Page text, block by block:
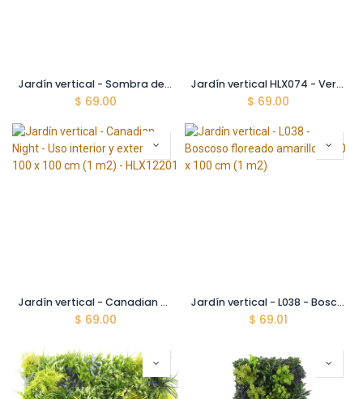
Jardín vertical - Sombra de Helechos - Uso interior y exterior - 100 x 100 cm (1 m2) - HLX082
$ 69.00
Jardín vertical HLX074 - Veranillo - Uso interior y exterior - 100 x 100 cm (1 m2)
$ 69.00
Jardín vertical - Canadian Night - Uso interior y exterior - 100 x 100 cm (1 m2) - HLX12201
$ 69.00
Jardín vertical - L038 - Boscoso floreado amarillo - 100 x 100 cm (1 m2)
$ 69.01